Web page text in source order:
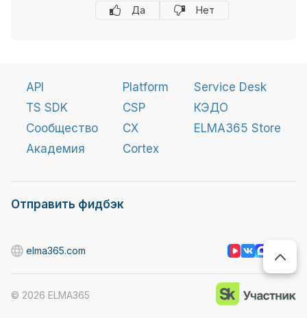
Да
Нет
API
TS SDK
Сообщество
Академия
Platform
CSP
CX
Cortex
Service Desk
КЭДО
ELMA365 Store
Отправить фидбэк
© 2026 ELMA365
elma365.com